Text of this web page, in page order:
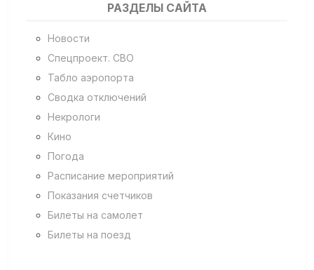
РАЗДЕЛЫ САЙТА
Новости
Спецпроект. СВО
Табло аэропорта
Сводка отключений
Некрологи
Кино
Погода
Расписание мероприятий
Показания счетчиков
Билеты на самолет
Билеты на поезд